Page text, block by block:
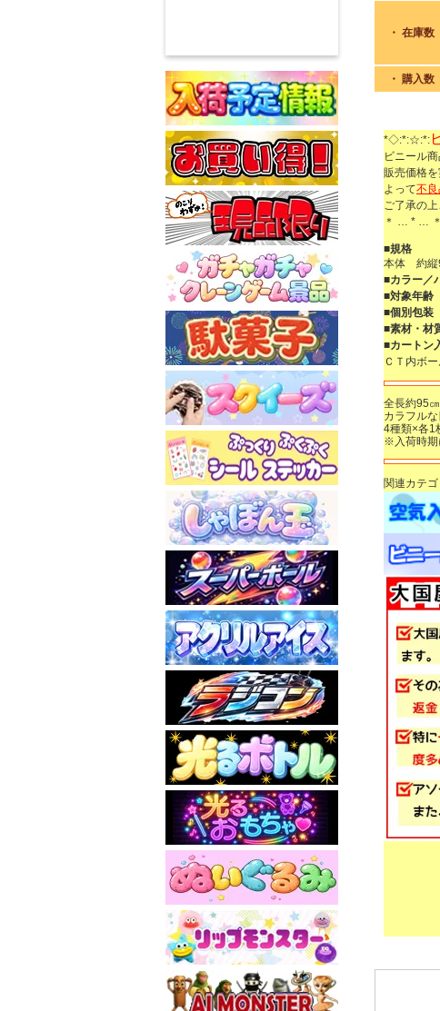
・ 在庫数
・ 購入数
*◇:*:☆:*:
ビニール
販売価格
よって不
ご了承の
＊ … * …
■規格
本体 約縦
■カラー／
■対象年齢
■個別包装
■素材・材
■カートン
ＣＴ内ボ
全長約95
カラフル
4種類×各1
※入荷時期
関連カテゴ